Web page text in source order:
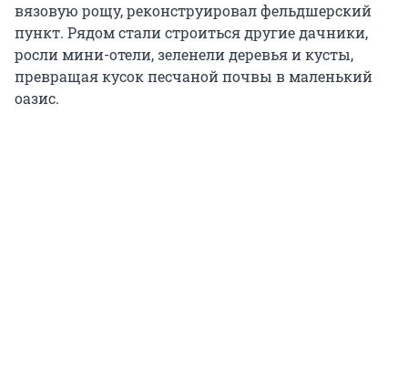
вязовую рощу, реконструировал фельдшерский
пункт. Рядом стали строиться другие дачники,
росли мини-отели, зеленели деревья и кусты,
превращая кусок песчаной почвы в маленький
оазис.